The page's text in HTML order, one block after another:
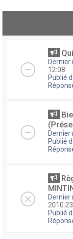
Dernier
12:08
Publié
Publié
Dernier
2010
Publié